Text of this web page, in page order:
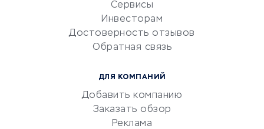
документооборот
Юридические компании
Бухгалтерия онлайн
Сервисы
Инвесторам
Достоверность отзывов
Обратная связь
ДЛЯ КОМПАНИЙ
Добавить компанию
Заказать обзор
Реклама